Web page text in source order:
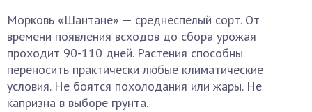
Морковь «Шантане» — среднеспелый сорт. От
времени появления всходов до сбора урожая
проходит 90-110 дней. Растения способны
переносить практически любые климатические
условия. Не боятся похолодания или жары. Не
капризна в выборе грунта.